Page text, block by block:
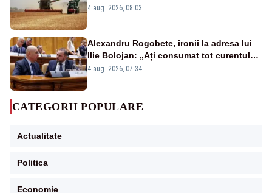
strategia pentru conservarea
4 aug. 2026, 08:03
Alexandru Rogobete, ironii la adresa lui
Ilie Bolojan: „Ați consumat tot curentul
urmărind șobolani imaginari”
4 aug. 2026, 07:34
CATEGORII POPULARE
Actualitate
Politica
Economie